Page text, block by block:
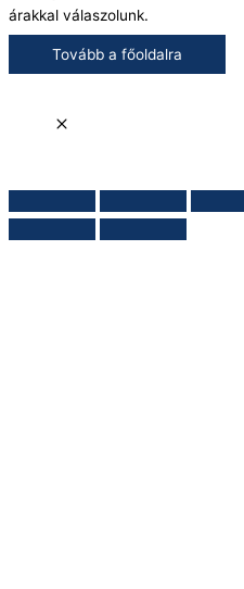
árakkal válaszolunk.
Tovább a főoldalra